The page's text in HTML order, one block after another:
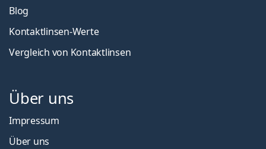
Blog
Kontaktlinsen-Werte
Vergleich von Kontaktlinsen
Über uns
Impressum
Über uns